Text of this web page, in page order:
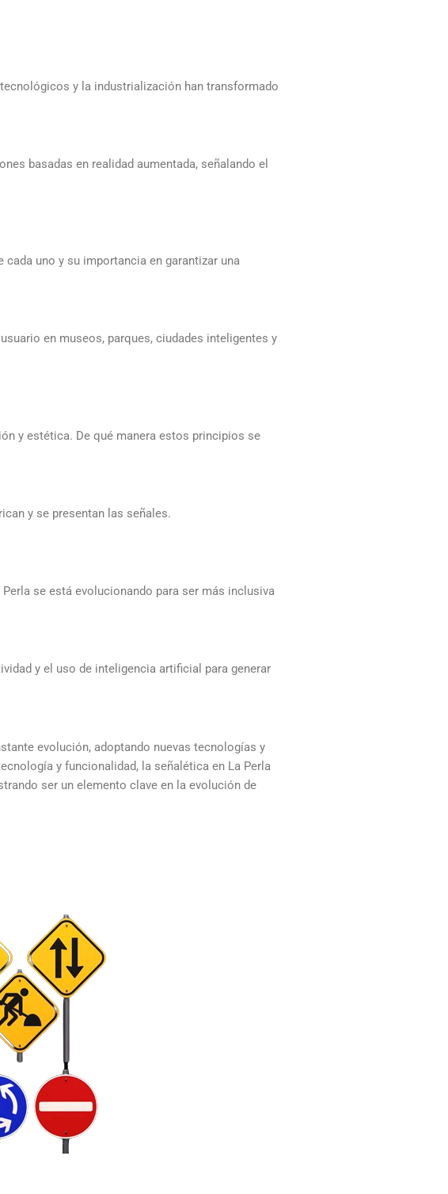
y la industrialización han transformado
basadas en realidad aumentada, señalando el
uno y su importancia en garantizar una
en museos, parques, ciudades inteligentes y
y estética. De qué manera estos principios se
y se presentan las señales.
se está evolucionando para ser más inclusiva
y el uso de inteligencia artificial para generar
evolución, adoptando nuevas tecnologías y
y funcionalidad, la señalética en La Perla
ser un elemento clave en la evolución de